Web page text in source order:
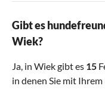
Gibt es
Wiek?
Ja, in Wiek gibt es 15
in denen Sie mit